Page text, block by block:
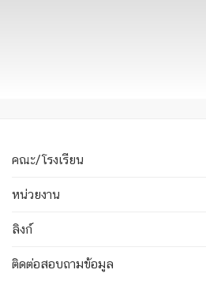
คณะ/โรงเรียน
หน่วยงาน
ลิงก์
ติดต่อสอบถามข้อมูล